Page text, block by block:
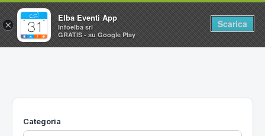
Home
Utilità
Categoria
×
Elba Eventi App
Infoelba srl
GRATIS - su Google Play
Scarica